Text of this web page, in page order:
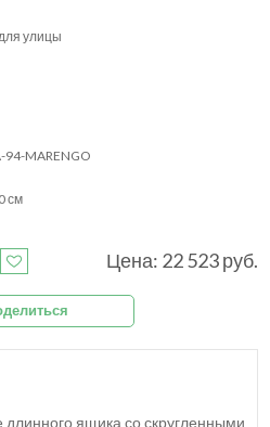
улицы
94-MARENGO
см
Цена: 22 523 руб.
ящика со скругленными